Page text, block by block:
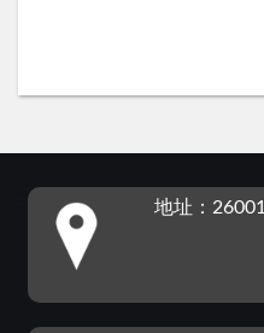
地址：